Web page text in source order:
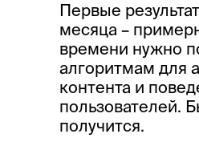
Первые
месяца –
времени нужно
алгоритмам для
контента и
пользователей.
получится.